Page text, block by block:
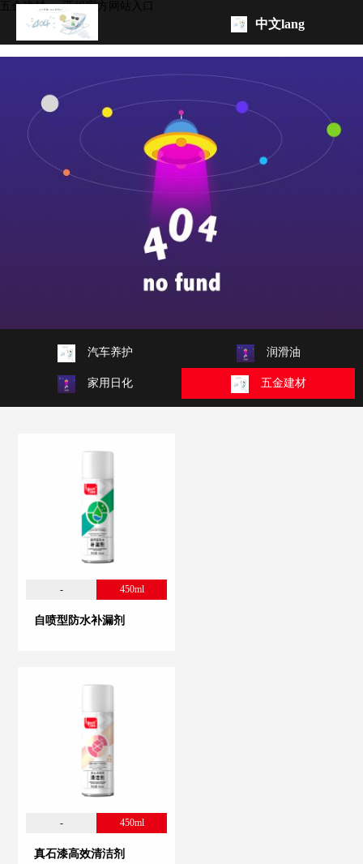
五金建材 -ag亚娱官方网站入口
中文lang
娱
入
牌
产
亚
网
入
口
汽车养护 润滑油
家用日化 五金建材
- 450ml
自喷型防水补漏剂
- 450ml
真石漆高效清洁剂